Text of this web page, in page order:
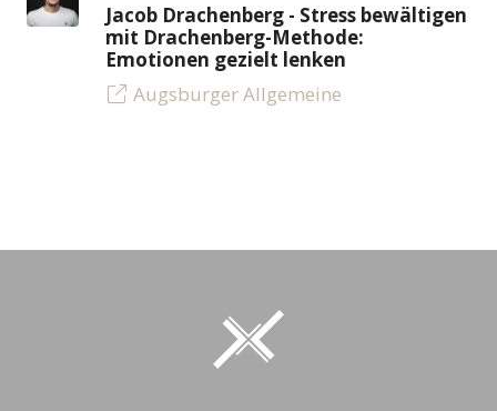
Jacob Drachenberg - Stress bewältigen
mit Drachenberg-Methode:
Emotionen gezielt lenken
Augsburger Allgemeine